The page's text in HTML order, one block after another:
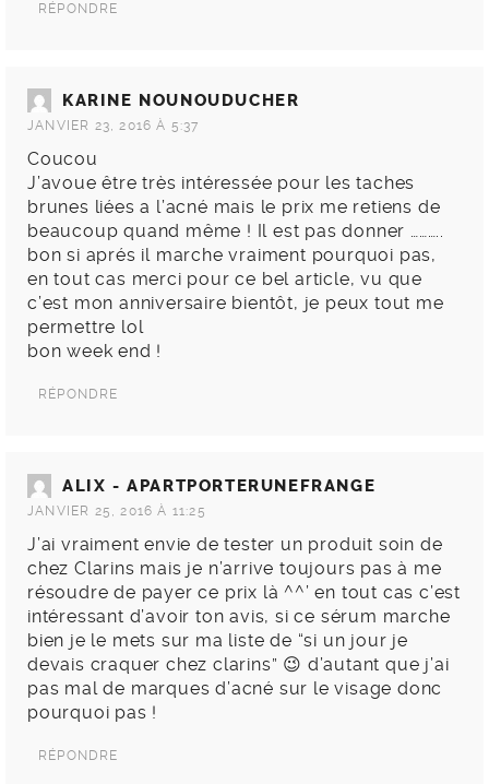
RÉPONDRE
KARINE NOUNOUDUCHER
JANVIER 23, 2016 À 5:37
Coucou
J’avoue être très intéressée pour les taches
brunes liées a l’acné mais le prix me retiens de
beaucoup quand même ! Il est pas donner ………..
bon si aprés il marche vraiment pourquoi pas,
en tout cas merci pour ce bel article, vu que
c’est mon anniversaire bientôt, je peux tout me
permettre lol
bon week end !
RÉPONDRE
ALIX - APARTPORTERUNEFRANGE
JANVIER 25, 2016 À 11:25
J’ai vraiment envie de tester un produit soin de
chez Clarins mais je n’arrive toujours pas à me
résoudre de payer ce prix là ^^’ en tout cas c’est
intéressant d’avoir ton avis, si ce sérum marche
bien je le mets sur ma liste de “si un jour je
devais craquer chez clarins” 😉 d’autant que j’ai
pas mal de marques d’acné sur le visage donc
pourquoi pas !
RÉPONDRE